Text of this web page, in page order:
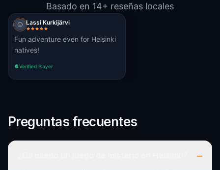
Basado en 14+ reseñas locales
Lassi Kurkijärvi
Fun adventure even for Helsinki
natives!
Verified Player
Preguntas frecuentes
–